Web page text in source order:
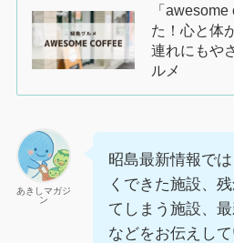
「
た！心と体
連れにもや
ルメ
あきしマガジ
ン
昭島最新情報で
くできた施設、
てしまう施設、
などをお伝えし